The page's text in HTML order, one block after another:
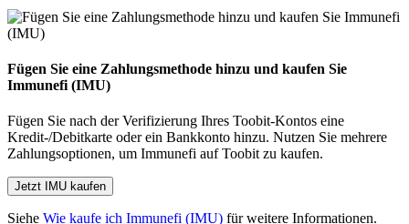
Fügen Sie eine Zahlungsmethode hinzu und kaufen Sie
Immunefi (IMU)
Fügen Sie nach der Verifizierung Ihres Toobit-Kontos eine
Kredit-/Debitkarte oder ein Bankkonto hinzu. Nutzen Sie mehrere
Zahlungsoptionen, um Immunefi auf Toobit zu kaufen.
Jetzt IMU kaufen
Siehe Wie kaufe ich Immunefi (IMU) für weitere Informationen.